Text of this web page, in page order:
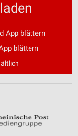
App blättern
blättern